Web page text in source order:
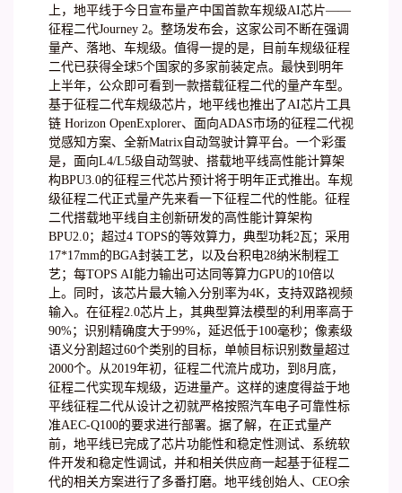
上，地平线于今日宣布量产中国首款车规级AI芯片——
征程二代Journey 2。整场发布会，这家公司不断在强调
量产、落地、车规级。值得一提的是，目前车规级征程
二代已获得全球5个国家的多家前装定点。最快到明年
上半年，公众即可看到一款搭载征程二代的量产车型。
基于征程二代车规级芯片，地平线也推出了AI芯片工具
链 Horizon OpenExplorer、面向ADAS市场的征程二代视
觉感知方案、全新Matrix自动驾驶计算平台。一个彩蛋
是，面向L4/L5级自动驾驶、搭载地平线高性能计算架
构BPU3.0的征程三代芯片预计将于明年正式推出。车规
级征程二代正式量产先来看一下征程二代的性能。征程
二代搭载地平线自主创新研发的高性能计算架构
BPU2.0；超过4 TOPS的等效算力，典型功耗2瓦；采用
17*17mm的BGA封装工艺，以及台积电28纳米制程工
艺；每TOPS AI能力输出可达同等算力GPU的10倍以
上。同时，该芯片最大输入分别率为4K，支持双路视频
输入。在征程2.0芯片上，其典型算法模型的利用率高于
90%；识别精确度大于99%，延迟低于100毫秒；像素级
语义分割超过60个类别的目标，单帧目标识别数量超过
2000个。从2019年初，征程二代流片成功，到8月底，
征程二代实现车规级，迈进量产。这样的速度得益于地
平线征程二代从设计之初就严格按照汽车电子可靠性标
准AEC-Q100的要求进行部署。据了解，在正式量产
前，地平线已完成了芯片功能性和稳定性测试、系统软
件开发和稳定性调试，并和相关供应商一起基于征程二
代的相关方案进行了多番打磨。地平线创始人、CEO余